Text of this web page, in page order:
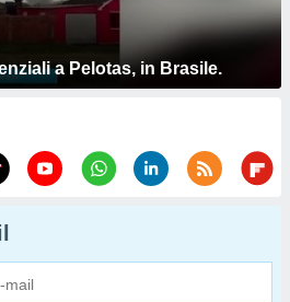
a Pelotas, in Brasile.